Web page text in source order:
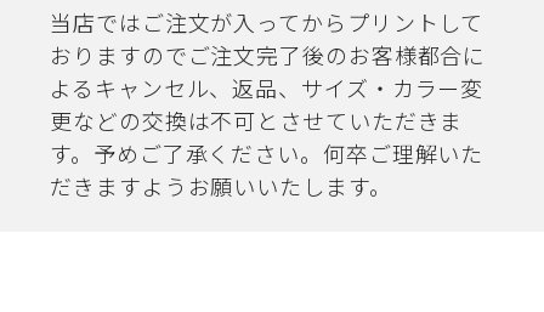
当店ではご注文が入ってからプリントして
おりますのでご注文完了後のお客様都合に
よるキャンセル、返品、サイズ・カラー変
更などの交換は不可とさせていただきま
す。予めご了承ください。何卒ご理解いた
だきますようお願いいたします。